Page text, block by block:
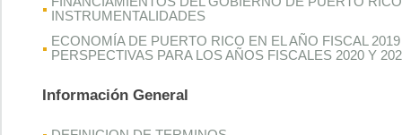
INSTRUMENTALIDADES
ECONOMÍA DE PUERTO RICO EN EL AÑO FISCAL
PERSPECTIVAS PARA LOS AÑOS FISCALES 2020 Y
Información General